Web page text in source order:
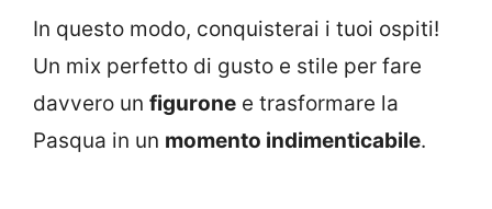
In questo modo, conquisterai i tuoi ospiti!
Un mix perfetto di gusto e stile per fare
davvero un figurone e trasformare la
Pasqua in un momento indimenticabile.